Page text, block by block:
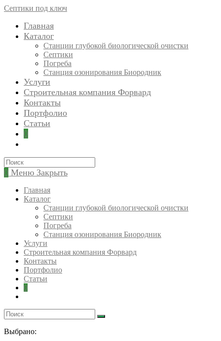
Перейти
содержимому
Септики под ключ
Главная
Каталог
Станции глубокой биологической очистки
Септики
Погреба
Станция озонирования Биородник
Услуги
Строительная компания Форвард
Контакты
Портфолио
Статьи
0
Искать:
0 Меню Закрыть
Главная
Каталог
Станции глубокой биологической очистки
Септики
Погреба
Станция озонирования Биородник
Услуги
Строительная компания Форвард
Контакты
Портфолио
Статьи
0
Выбрано: